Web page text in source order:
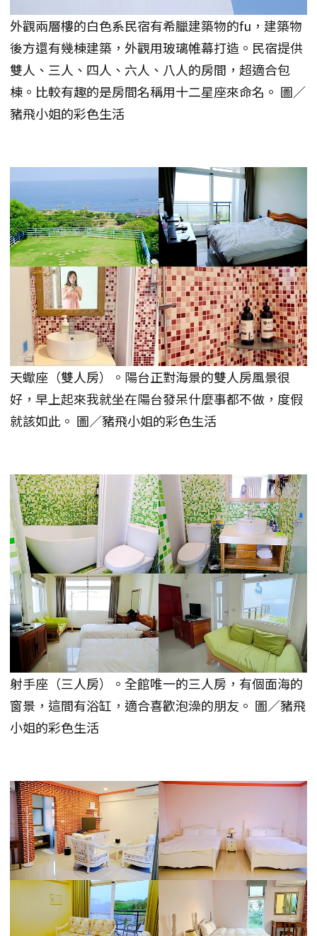
外觀兩層樓的白色系民宿有希臘建築物的fu，建築物
後方還有幾棟建築，外觀用玻璃帷幕打造。民宿提供
雙人、三人、四人、六人、八人的房間，超適合包
棟。比較有趣的是房間名稱用十二星座來命名。 圖／
豬飛小姐的彩色生活
天蠍座（雙人房）。陽台正對海景的雙人房風景很
好，早上起來我就坐在陽台發呆什麼事都不做，度假
就該如此。 圖／豬飛小姐的彩色生活
射手座（三人房）。全館唯一的三人房，有個面海的
窗景，這間有浴缸，適合喜歡泡澡的朋友。 圖／豬飛
小姐的彩色生活